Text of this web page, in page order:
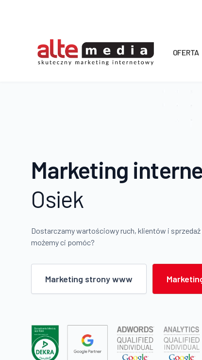
OFERTA
Marketing
Osiek
Dostarczamy wartościowy ruch, klientów i
możemy ci pomóc?
Marketing strony www